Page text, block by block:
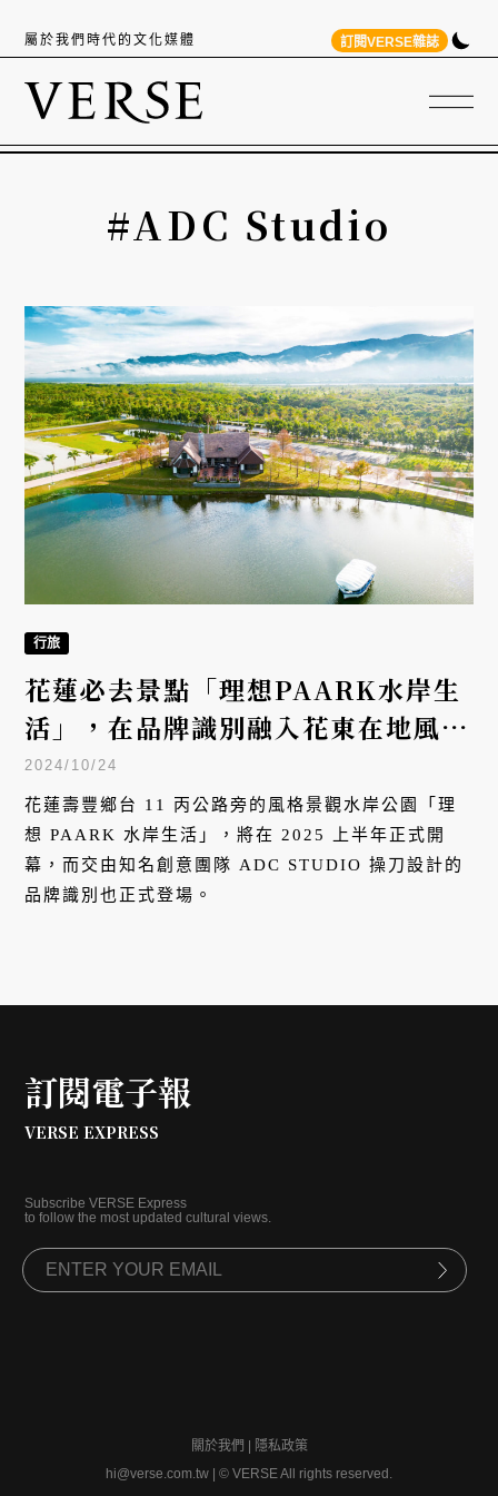
屬於我們時代的文化媒體 訂閱VERSE雜誌
#ADC Studio
行旅
花蓮必去景點「理想PAARK水岸生
活」，在品牌識別融入花東在地風
貌、展現療癒精神！
2024/10/24
花蓮壽豐鄉台 11 丙公路旁的風格景觀水岸公園「理
想 PAARK 水岸生活」，將在 2025 上半年正式開
幕，而交由知名創意團隊 ADC STUDIO 操刀設計的
品牌識別也正式登場。
訂閱電子報
VERSE EXPRESS
Subscribe VERSE Express
to follow the most updated cultural views.
關於我們
隱私政策
hi@verse.com.tw
© VERSE All rights reserved.